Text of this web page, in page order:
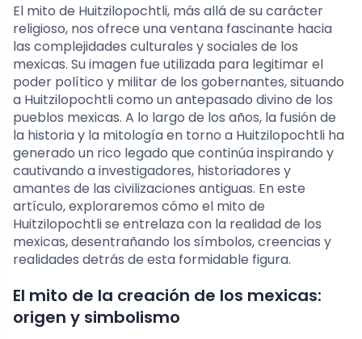
El mito de Huitzilopochtli, más allá de su carácter
religioso, nos ofrece una ventana fascinante hacia
las complejidades culturales y sociales de los
mexicas. Su imagen fue utilizada para legitimar el
poder político y militar de los gobernantes, situando
a Huitzilopochtli como un antepasado divino de los
pueblos mexicas. A lo largo de los años, la fusión de
la historia y la mitología en torno a Huitzilopochtli ha
generado un rico legado que continúa inspirando y
cautivando a investigadores, historiadores y
amantes de las civilizaciones antiguas. En este
artículo, exploraremos cómo el mito de
Huitzilopochtli se entrelaza con la realidad de los
mexicas, desentrañando los símbolos, creencias y
realidades detrás de esta formidable figura.
El mito de la creación de los mexicas:
origen y simbolismo